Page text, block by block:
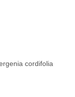
cordifolia